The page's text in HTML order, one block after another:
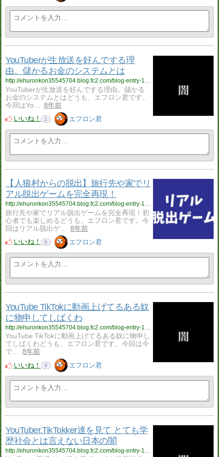
YouTuberが生放送を好んでする理
由。儲かるお金のシステムとは
http://ehuronkon35545704.blog.fc2.com/blog-entry-139.html
YouTuberが生放送を好んでする理由。儲かる
お金のシステムとはどうも、エフロン君です。
今回はYo…
8年前
いいね！
1 エフロン君
【人狼村からの脱出】旅行先や家でリ
アル脱出ゲームを完全再現！
http://ehuronkon35545704.blog.fc2.com/blog-entry-138.html
旅行先や家でリアル脱出ゲームを完全再現！初
心者でも楽しめるどうも、エフロン君です。今
回はリアル脱出ゲ…
8年前
いいね！
0 エフロン君
YouTube TikTokに動画上げてるある奴
に物申してしばくわ
YouTube TikTokに動画上げてるある奴に物申し
てしばくわどうも、エフロン君です。今回は今
で…
8年前
いいね！
0 エフロン君
YouTuber.TikTokker達を見て とても学
歴社会とは言えない日本の闇